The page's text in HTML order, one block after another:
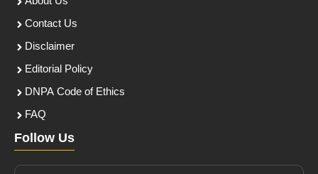
Contact Us
Disclaimer
Editorial Policy
DNPA Code of Ethics
FAQ
Follow Us